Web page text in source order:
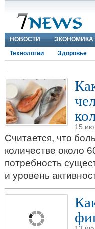
НОВОСТИ ЭКОНОМИКА
Технологии
Здоровье
15
Считается, что
количестве около
потребность
и уровень